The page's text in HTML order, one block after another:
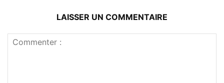
LAISSER UN COMMENTAIRE